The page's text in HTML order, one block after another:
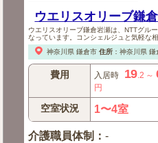
ウエリスオリーブ鎌
ウエリスオリーブ鎌倉岩瀬は、NTTグル
なっています。コンシェルジュと気軽な
神奈川県 鎌倉市 住所： 神奈川県 鎌
費用 入居時 19.2 ～
円
空室状況 1〜4室
介護職員体制 ：-